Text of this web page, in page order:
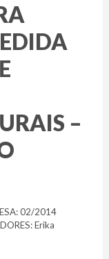
–
02/2014
Erika